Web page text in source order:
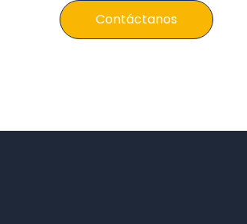
Contáctanos